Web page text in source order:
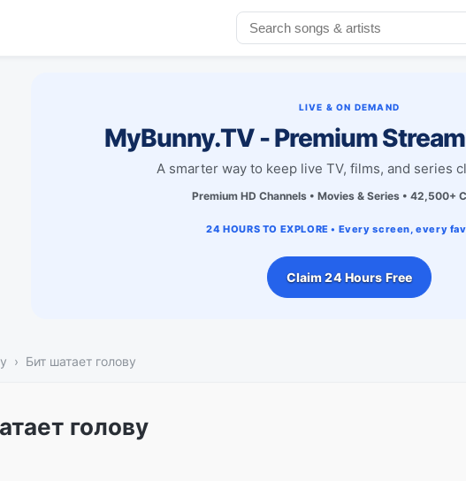
LIVE & ON DEMAND
MyBunny.TV - Premium
A smarter way to keep live TV, films, and series
Premium HD Channels • Movies & Series • 42,500+
24 HOURS TO EXPLORE • Every screen, every
Claim 24 Hours Free
Бит шатает голову
голову